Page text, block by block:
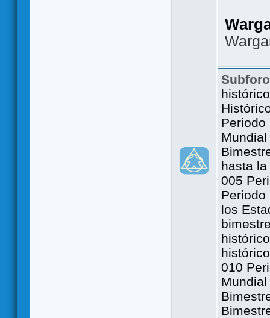
Periodo
hasta
005
Periodo
los
010